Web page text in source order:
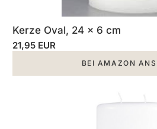
Kerze Oval, 24 x 6 cm
21,95 EUR
BEI AMAZON